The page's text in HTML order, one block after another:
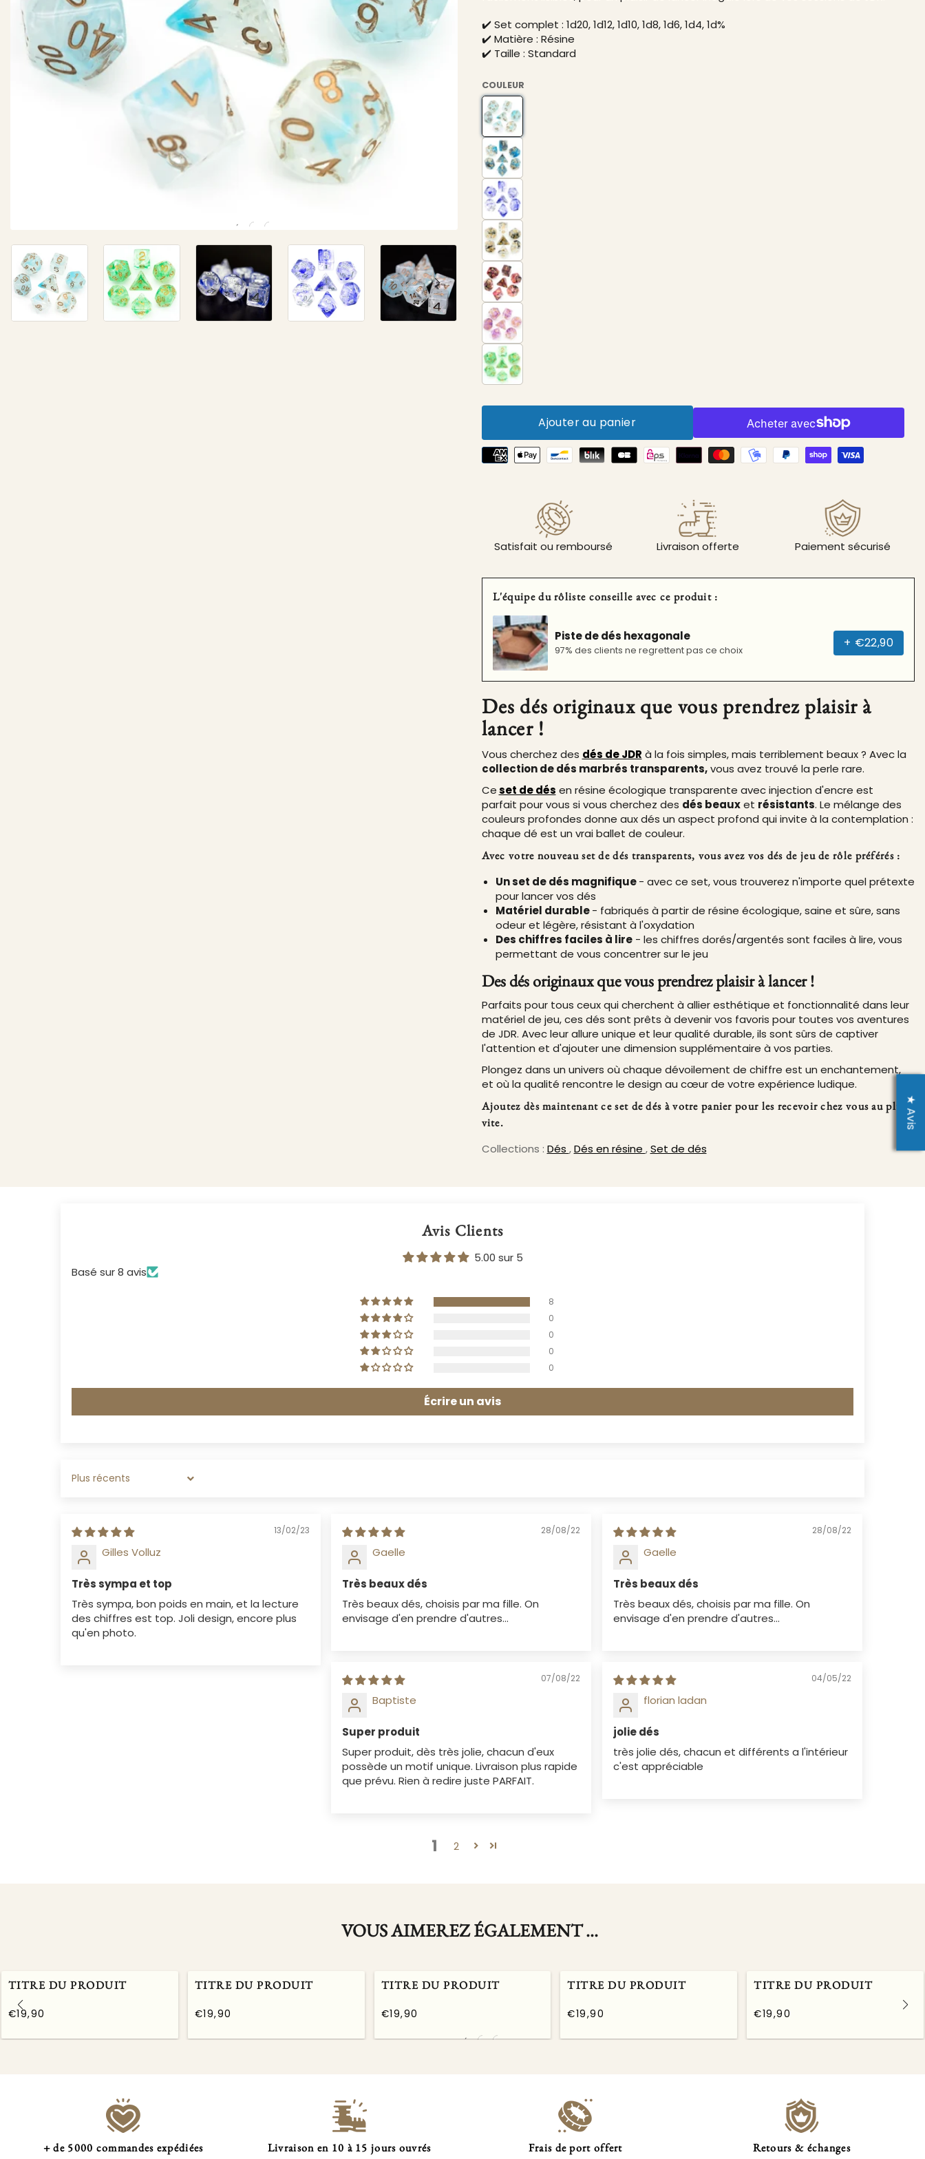
✔️ Set complet : 1d20, 1d12, 1d10, 1d8, 1d6, 1d4, 1d%
✔️ Matière : Résine
✔️ Taille : Standard
COULEUR
Ajouter au panier
Satisfait ou remboursé Livraison offerte Paiement sécurisé
L'équipe du rôliste conseille avec ce produit :
Piste de dés hexagonale
97% des clients ne regrettent pas ce choix + €22,90
Des dés originaux que vous prendrez plaisir à
lancer !
Vous cherchez des dés de JDR à la fois simples, mais terriblement beaux ? Avec la
collection de dés marbrés transparents,vous avez trouvé la perle rare.
Ceset de dés en résine écologique transparente avec injection d'encre est
parfait pour vous si vous cherchez des dés beauxet résistants. Le mélange des
couleurs profondes donne aux dés un aspect profond qui invite à la contemplation :
chaque dé est un vrai ballet de couleur.
Avec votre nouveau set de dés transparents, vous avez vos dés de jeu de rôle préférés :
Un set de dés magnifique- avec ce set, vous trouverez n'importe quel prétexte
pour lancer vos dés
Matériel durable- fabriqués à partir de résine écologique, saine et sûre, sans
odeur et légère, résistant à l'oxydation
Des chiffres faciles à lire- les chiffres dorés/argentés sont faciles à lire, vous
permettant de vous concentrer sur le jeu
Des dés originaux que vous prendrez plaisir à lancer !
Parfaits pour tous ceux qui cherchent à allier esthétique et fonctionnalité dans leur
matériel de jeu, ces dés sont prêts à devenir vos favoris pour toutes vos aventures
de JDR. Avec leur allure unique et leur qualité durable, ils sont sûrs de captiver
l'attention et d'ajouter une dimension supplémentaire à vos parties.
Plongez dans un univers où chaque dévoilement de chiffre est un enchantement,
et où la qualité rencontre le design au cœur de votre expérience ludique.
Ajoutez dès maintenant ce set de dés à votre panier pour les recevoir chez vous au plus
vite.
Collections : Dés ,Dés en résine ,Set de dés
Avis Clients
5.00 sur 5
Basé sur 8 avis
8
0
0
0
0
Écrire un avis
SORT BY
13/02/23
Gilles Volluz
Très sympa et top
Très sympa, bon poids en main, et la lecture
des chiffres est top. Joli design, encore plus
qu'en photo.
28/08/22
Gaelle
Très beaux dés
Très beaux dés, choisis par ma fille. On
envisage d'en prendre d'autres...
28/08/22
Gaelle
Très beaux dés
Très beaux dés, choisis par ma fille. On
envisage d'en prendre d'autres...
07/08/22
Baptiste
Super produit
Super produit, dès très jolie, chacun d'eux
possède un motif unique. Livraison plus rapide
que prévu. Rien à redire juste PARFAIT.
04/05/22
florian ladan
jolie dés
très jolie dés, chacun et différents a l'intérieur
c'est appréciable
1 2
VOUS AIMEREZ ÉGALEMENT ...
TITRE DU PRODUIT
€19,90
normal
/
PRIX
TITRE DU PRODUIT
€19,90
normal
/
PRIX
TITRE DU PRODUIT
€19,90
normal
/
PRIX
TITRE DU PRODUIT
€19,90
normal
/
PRIX
TITRE DU PRODUIT
€19,90
normal
/
PRIX
+ de 5000 commandes expédiées Livraison en 10 à 15 jours ouvrés Frais de port offert Retours & échanges
★ Avis